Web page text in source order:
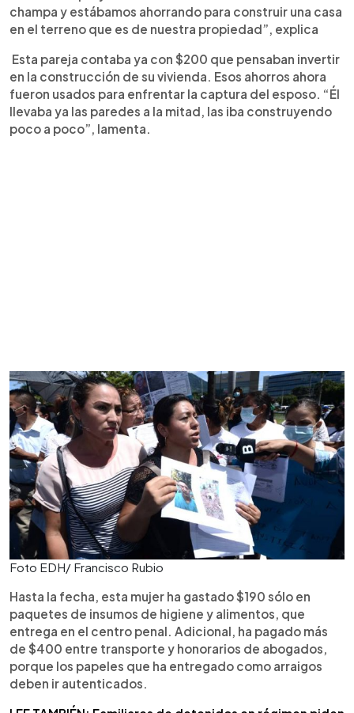
champa y estábamos ahorrando para construir una casa
en el terreno que es de nuestra propiedad”, explica
Esta pareja contaba ya con $200 que pensaban invertir
en la construcción de su vivienda. Esos ahorros ahora
fueron usados para enfrentar la captura del esposo. “Él
llevaba ya las paredes a la mitad, las iba construyendo
poco a poco”, lamenta.
Foto EDH/ Francisco Rubio
Hasta la fecha, esta mujer ha gastado $190 sólo en
paquetes de insumos de higiene y alimentos, que
entrega en el centro penal. Adicional, ha pagado más
de $400 entre transporte y honorarios de abogados,
porque los papeles que ha entregado como arraigos
deben ir autenticados.